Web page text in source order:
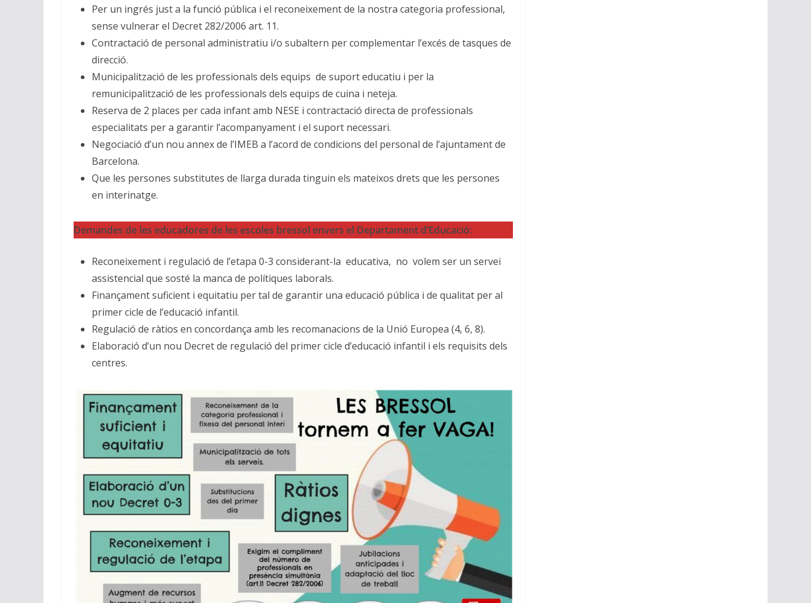
Per un ingrés just a la funció pública i el reconeixement de la nostra categoria professional,
sense vulnerar el Decret 282/2006 art. 11.
Contractació de personal administratiu i/o subaltern per complementar l’excés de tasques de
direcció.
Municipalització de les professionals dels equips de suport educatiu i per la
remunicipalització de les professionals dels equips de cuina i neteja.
Reserva de 2 places per cada infant amb NESE i contractació directa de professionals
especialitats per a garantir l’acompanyament i el suport necessari.
Negociació d’un nou annex de l’IMEB a l’acord de condicions del personal de l’ajuntament de
Barcelona.
Que les persones substitutes de llarga durada tinguin els mateixos drets que les persones
en interinatge.
Demandes de les educadores de les escoles bressol envers el Departament d’Educació:
Reconeixement i regulació de l’etapa 0-3 considerant-la educativa, no volem ser un servei
assistencial que sosté la manca de polítiques laborals.
Finançament suficient i equitatiu per tal de garantir una educació pública i de qualitat per al
primer cicle de l’educació infantil.
Regulació de ràtios en concordança amb les recomanacions de la Unió Europea (4, 6, 8).
Elaboració d’un nou Decret de regulació del primer cicle d’educació infantil i els requisits dels
centres.